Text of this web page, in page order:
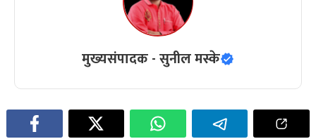
मुख्यसंपादक - सुनील मस्के